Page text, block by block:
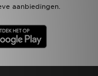
aanbiedingen.